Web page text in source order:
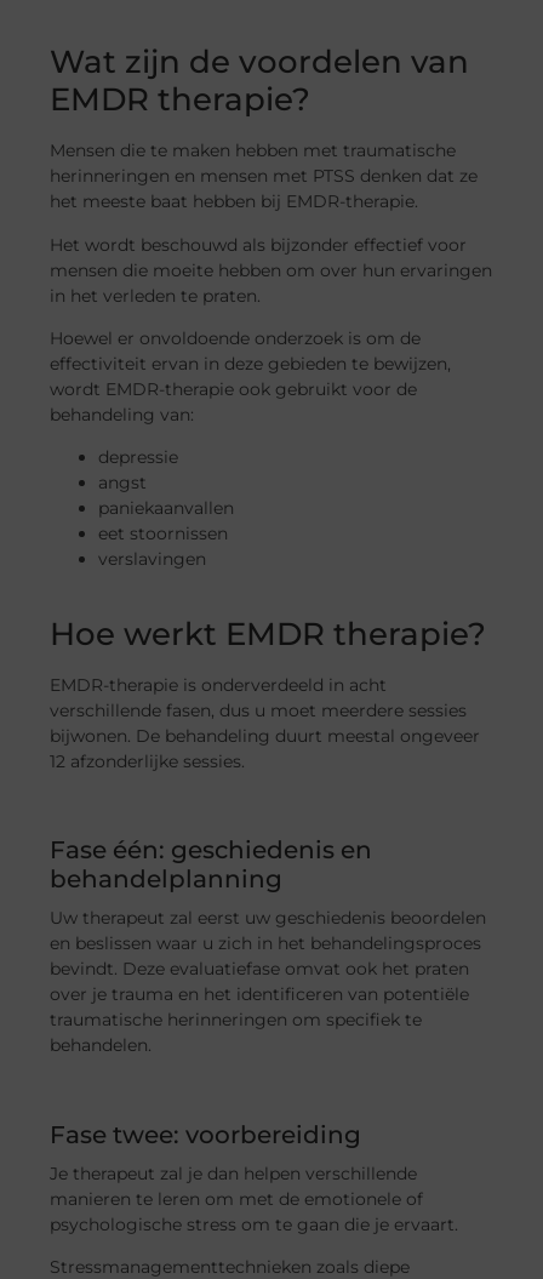
Wat zijn de voordelen van
EMDR therapie?
Mensen die te maken hebben met traumatische
herinneringen en mensen met PTSS denken dat ze
het meeste baat hebben bij EMDR-therapie.
Het wordt beschouwd als bijzonder effectief voor
mensen die moeite hebben om over hun ervaringen
in het verleden te praten.
Hoewel er onvoldoende onderzoek is om de
effectiviteit ervan in deze gebieden te bewijzen,
wordt EMDR-therapie ook gebruikt voor de
behandeling van:
depressie
angst
paniekaanvallen
eet stoornissen
verslavingen
Hoe werkt EMDR therapie?
EMDR-therapie is onderverdeeld in acht
verschillende fasen, dus u moet meerdere sessies
bijwonen. De behandeling duurt meestal ongeveer
12 afzonderlijke sessies.
Fase één: geschiedenis en
behandelplanning
Uw therapeut zal eerst uw geschiedenis beoordelen
en beslissen waar u zich in het behandelingsproces
bevindt. Deze evaluatiefase omvat ook het praten
over je trauma en het identificeren van potentiële
traumatische herinneringen om specifiek te
behandelen.
Fase twee: voorbereiding
Je therapeut zal je dan helpen verschillende
manieren te leren om met de emotionele of
psychologische stress om te gaan die je ervaart.
Stressmanagementtechnieken zoals diepe